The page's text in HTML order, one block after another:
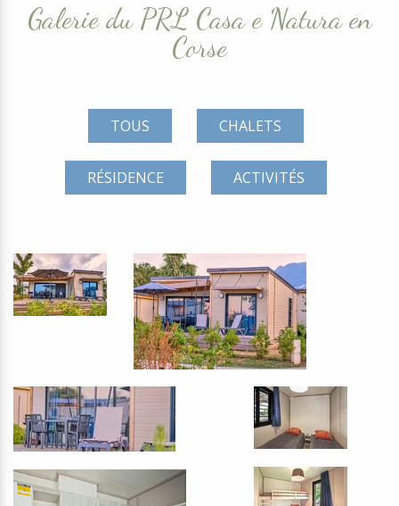
Galerie du PRL Casa e Natura en
Corse
TOUS CHALETS
RÉSIDENCE ACTIVITÉS